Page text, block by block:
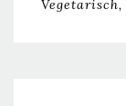
Vegetarisch